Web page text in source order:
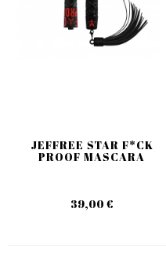
JEFFREE STAR F*CK
PROOF MASCARA
39,00 €